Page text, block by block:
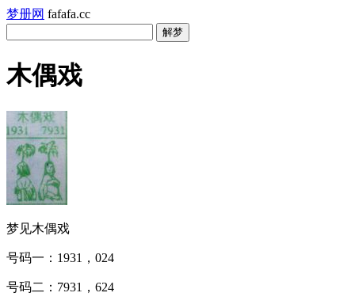
梦册网 fafafa.cc
木偶戏
梦见木偶戏
号码一：1931，024
号码二：7931，624